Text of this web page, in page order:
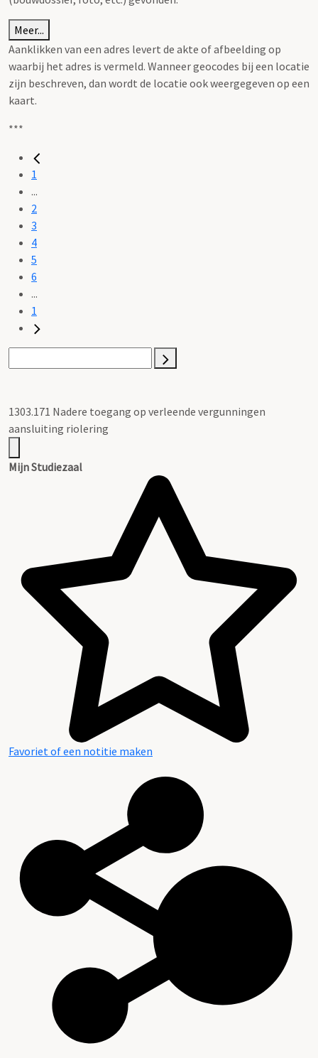
Meer...
Aanklikken van een adres levert de akte of afbeelding op
waarbij het adres is vermeld. Wanneer geocodes bij een locatie
zijn beschreven, dan wordt de locatie ook weergegeven op een
kaart.
***
1
...
2
3
4
5
6
...
1
1303.171 Nadere toegang op verleende vergunningen
aansluiting riolering
Mijn Studiezaal
Favoriet of een notitie maken